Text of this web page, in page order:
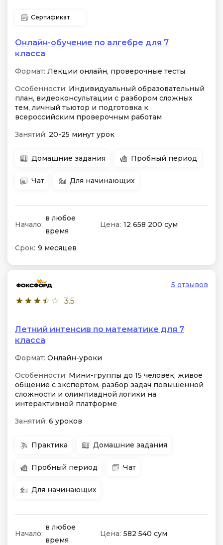
Сертификат
Онлайн-обучение по алгебре для 7
класса
Формат: Лекции онлайн, проверочные тесты
Особенности: Индивидуальный образовательный
план, видеоконсультации с разбором сложных
тем, личный тьютор и подготовка к
всероссийским проверочным работам
Занятий: 20-25 минут урок
Домашние задания Пробный период
Чат Для начинающих
Начало:
в любое
время
Цена: 12 658 200 сум
Срок: 9 месяцев
3.5
5 отзывов
Летний интенсив по математике для 7
класса
Формат: Онлайн-уроки
Особенности: Мини-группы до 15 человек, живое
общение с экспертом, разбор задач повышенной
сложности и олимпиадной логики на
интерактивной платформе
Занятий: 6 уроков
Практика Домашние задания
Пробный период Чат
Для начинающих
Начало:
в любое
время
Цена: 582 540 сум